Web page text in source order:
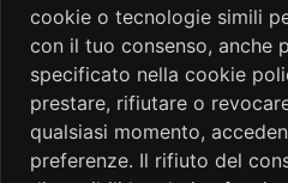
cookie o tecnologie simili
con il tuo consenso, anche
specificato nella cookie
prestare, rifiutare o
qualsiasi momento,
preferenze. Il rifiuto del
www.umbertobenappi.com